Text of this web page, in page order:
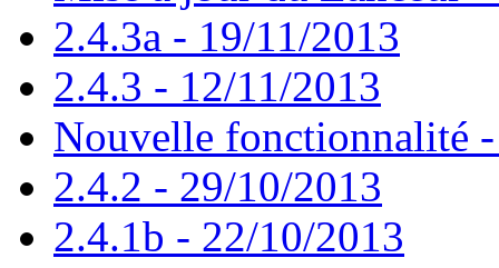
2.4.3a - 19/11/2013
2.4.3 - 12/11/2013
Nouvelle fonctionnalité
2.4.2 - 29/10/2013
2.4.1b - 22/10/2013